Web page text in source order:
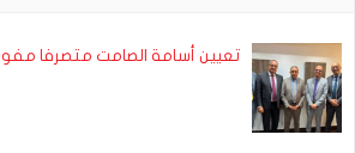
تعيين أسامة الصامت متصرفا